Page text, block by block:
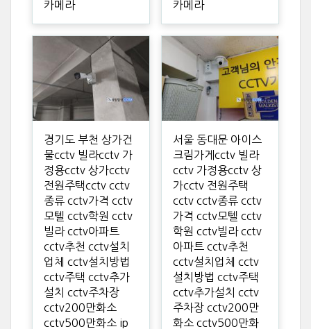
카메라 카메라
경기도 부천 상가건
물cctv 빌라cctv 가
정용cctv 상가cctv
전원주택cctv cctv
종류 cctv가격 cctv
모텔 cctv학원 cctv
빌라 cctv아파트
cctv추천 cctv설치
업체 cctv설치방법
cctv주택 cctv추가
설치 cctv주차장
cctv200만화소
cctv500만화소 ip
서울 동대문 아이스
크림가게cctv 빌라
cctv 가정용cctv 상
가cctv 전원주택
cctv cctv종류 cctv
가격 cctv모텔 cctv
학원 cctv빌라 cctv
아파트 cctv추천
cctv설치업체 cctv
설치방법 cctv주택
cctv추가설치 cctv
주차장 cctv200만
화소 cctv500만화